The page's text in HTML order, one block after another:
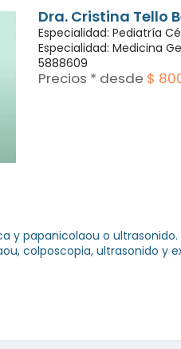
Dra. Cristina Tello
Especialidad: Pediatría
Especialidad: Medicina
5888609
Precios * desde $
y papanicolaou o ultrasonido.
colposcopia, ultrasonido y